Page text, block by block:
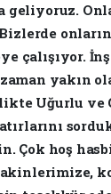
geliyoruz.
çalışıyor.
yakın
Uğurlu ve
Çok hoş